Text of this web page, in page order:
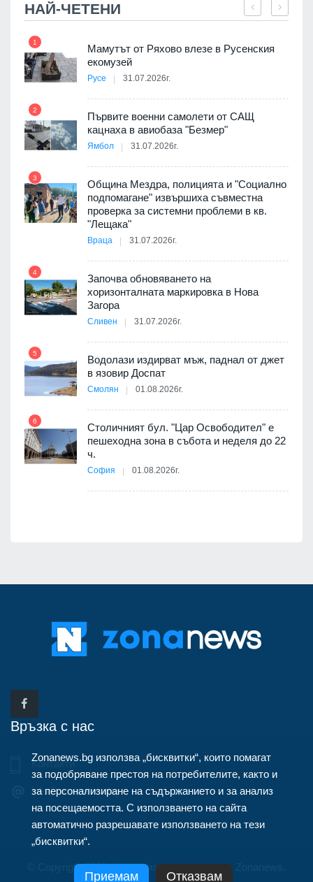
НАЙ-ЧЕТЕНИ
1
Мамутът от Ряхово влезе в Русенския
екомузей
Русе 31.07.2026г.
2
Първите военни самолети от САЩ
кацнаха в авиобаза "Безмер"
Ямбол 31.07.2026г.
3
Община Мездра, полицията и "Социално
подпомагане" извършиха съвместна
проверка за системни проблеми в кв.
"Лещака"
Враца 31.07.2026г.
4
Започва обновяването на
хоризонталната маркировка в Нова
Загора
Сливен 31.07.2026г.
5
Водолази издирват мъж, паднал от джет
в язовир Доспат
Смолян 01.08.2026г.
6
Столичният бул. "Цар Освободител" е
пешеходна зона в събота и неделя до 22
ч.
София 01.08.2026г.
Връзка с нас
Контакти
info@zonanews.bg
© Copyright 2020, Информационна агенция Zonanews.
Zonanews.bg използва „бисквитки“, които помагат
за подобряване престоя на потребителите, както и
за персонализиране на съдържанието и за анализ
на посещаемостта. С използването на сайта
автоматично разрешавате използването на тези
„бисквитки“.
Приемам Отказвам